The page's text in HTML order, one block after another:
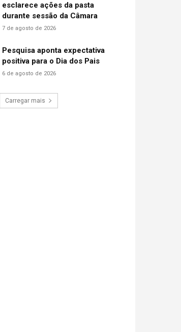
esclarece ações da pasta
durante sessão da Câmara
7 de agosto de 2026
Pesquisa aponta expectativa
positiva para o Dia dos Pais
6 de agosto de 2026
Carregar mais